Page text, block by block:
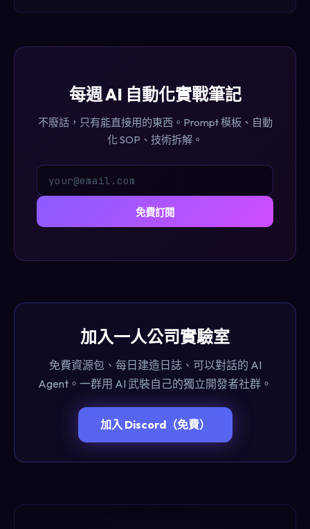
每週 AI 自動化實戰筆記
不廢話，只有能直接用的東西。Prompt 模板、自動
化 SOP、技術拆解。
免費訂閱
加入一人公司實驗室
免費資源包、每日建造日誌、可以對話的 AI
Agent。一群用 AI 武裝自己的獨立開發者社群。
加入 Discord（免費）